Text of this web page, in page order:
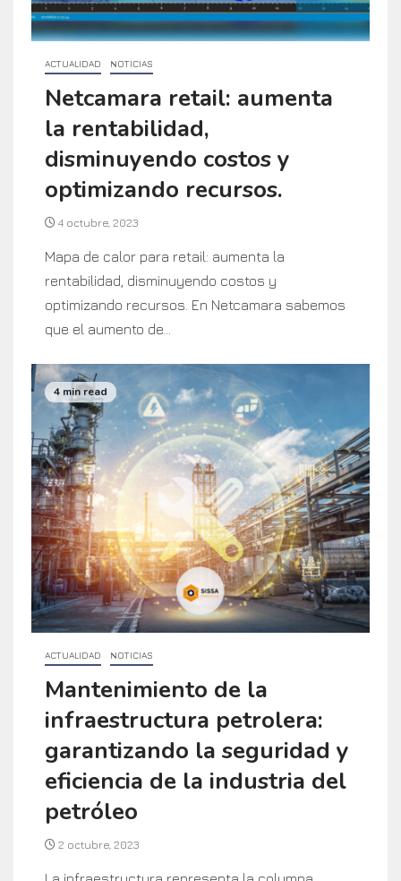
ACTUALIDAD NOTICIAS
Netcamara retail: aumenta
la rentabilidad,
disminuyendo costos y
optimizando recursos.
4 octubre, 2023
Mapa de calor para retail: aumenta la
rentabilidad, disminuyendo costos y
optimizando recursos. En Netcamara sabemos
que el aumento de...
4 min read
ACTUALIDAD NOTICIAS
Mantenimiento de la
infraestructura petrolera:
garantizando la seguridad y
eficiencia de la industria del
petróleo
2 octubre, 2023